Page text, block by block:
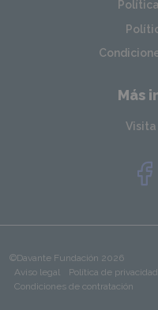
Más
©Davante Fundación 2026
Aviso legal
Política de privacidad
Condiciones de contratación